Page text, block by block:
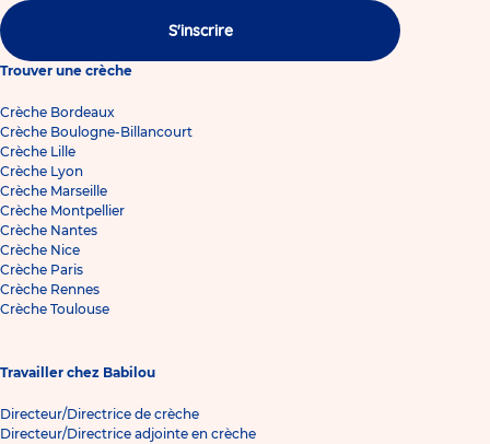
S'inscrire
Trouver une crèche
Crèche Bordeaux
Crèche Boulogne-Billancourt
Crèche Lille
Crèche Lyon
Crèche Marseille
Crèche Montpellier
Crèche Nantes
Crèche Nice
Crèche Paris
Crèche Rennes
Crèche Toulouse
Travailler chez Babilou
Directeur/Directrice de crèche
Directeur/Directrice adjointe en crèche